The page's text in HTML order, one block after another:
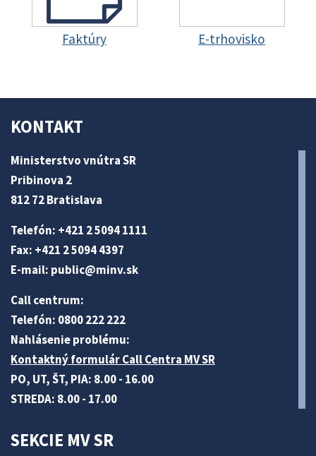
Faktúry E-trhovisko
KONTAKT
Ministerstvo vnútra SR
Pribinova 2
812 72 Bratislava
Telefón: +421 2 5094 1111
Fax: +421 2 5094 4397
E-mail: public@minv.sk
Call centrum:
Telefón: 0800 222 222
Nahlásenie problému:
Kontaktný formulár Call Centra MV SR
PO, UT, ŠT, PIA: 8.00 - 16.00
STREDA: 8.00 - 17.00
SEKCIE MV SR